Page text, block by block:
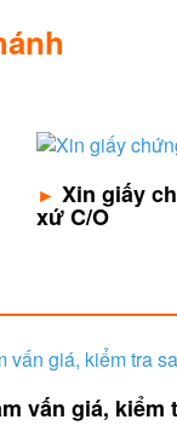
► Xin giấy
xứ C/O
vấn giá, kiểm